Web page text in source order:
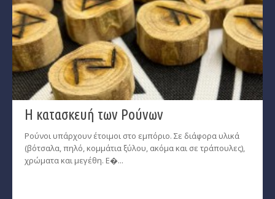
Η κατασκευή των Ρούνων
Ρούνοι υπάρχουν έτοιμοι στο εμπόριο. Σε διάφορα υλικά
(βότσαλα, πηλό, κομμάτια ξύλου, ακόμα και σε τράπουλες),
χρώματα και μεγέθη. Ε�...